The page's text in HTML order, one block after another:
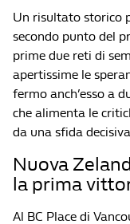
Un risultato storico
secondo punto del
prime due reti di
apertissime le
fermo anch’esso a
che alimenta le
da una sfida
Nuova
la prima
Al BC Place di